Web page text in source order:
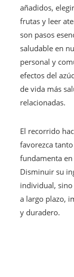
añadidos,
frutas y leer
son pasos
saludable en
personal y
efectos del
de vida más
relacionadas.
El recorrido
favorezca
fundamenta
Disminuir su
individual,
a largo plazo,
y duradero.